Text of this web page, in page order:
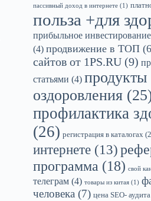
пассивный доход в интернете (1)
польза +для
прибыльное
(4) продвижение в ТОП
сайтов от 1PS.RU (9)
статьями (4) продукты
оздоровления
профилактика
(26) регистрация в каталогах
интернете (13)
программа (18) свой
телеграм (4) товары из китая (1)
человека (7) цена SEO- аудита